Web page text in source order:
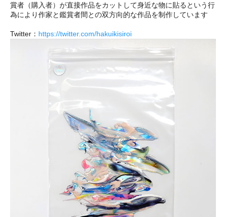
賞者（購入者）が直接作品をカットして身近な物に貼るという行
為により作家と鑑賞者間との双方向的な作品を制作しています
Twitter： https://twitter.com/hakuikisiroi